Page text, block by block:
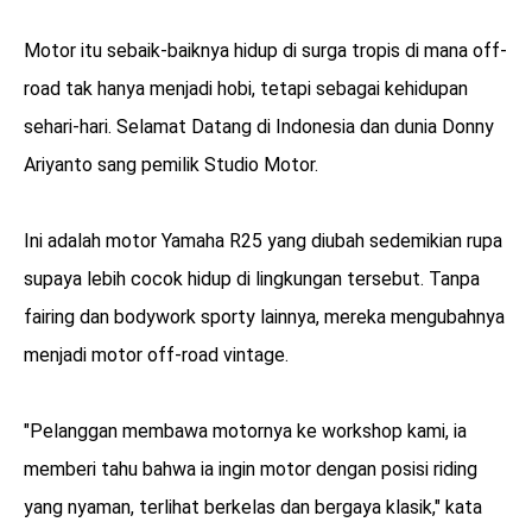
Motor itu sebaik-baiknya hidup di surga tropis di mana off-
road tak hanya menjadi hobi, tetapi sebagai kehidupan
sehari-hari. Selamat Datang di Indonesia dan dunia Donny
Ariyanto sang pemilik Studio Motor.
Ini adalah motor Yamaha R25 yang diubah sedemikian rupa
supaya lebih cocok hidup di lingkungan tersebut. Tanpa
fairing dan bodywork sporty lainnya, mereka mengubahnya
menjadi motor off-road vintage.
"Pelanggan membawa motornya ke workshop kami, ia
memberi tahu bahwa ia ingin motor dengan posisi riding
yang nyaman, terlihat berkelas dan bergaya klasik," kata